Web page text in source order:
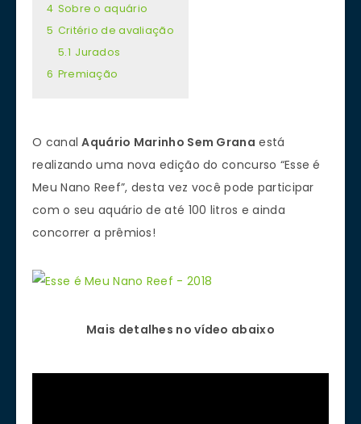
4 Sobre o aquário
5 Critério de avaliação
5.1 Jurados
6 Premiação
O canalAquário Marinho Sem Grana está
realizando uma nova edição do concurso “Esse é
Meu Nano Reef”, desta vez você pode participar
com o seu aquário de até 100 litros e ainda
concorrer a prêmios!
Mais detalhes no vídeo abaixo